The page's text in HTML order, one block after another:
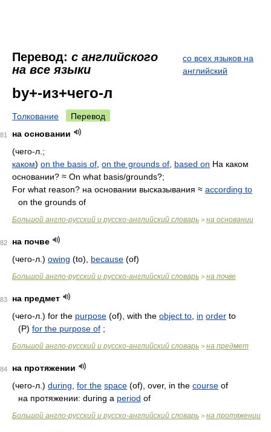
Перевод: с английского
на все языки
со всех языков на
английский
by+-из+чего-л
Толкование Перевод
81
на основании
(чего-л.;
каком) on the basis of on the grounds of based on На каком
основании? ≈ On what basis/grounds?;
For what reason? на основании высказывания ≈ according to
on the grounds of
Большой англо-русский и русско-английский словарь > на основании
82
на почве
(чего-л.) owing (to), because (of)
Большой англо-русский и русско-английский словарь > на почве
83
на предмет
(чего-л.) for the purpose (of), with the object to in order to
(Р) for the purpose of ;
Большой англо-русский и русско-английский словарь > на предмет
84
на протяжении
(чего-л.) during for the space (of), over, in the course of
на протяжении: during a period of
Большой англо-русский и русско-английский словарь > на протяжении